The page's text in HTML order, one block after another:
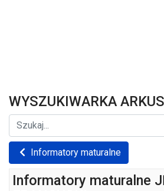
WYSZUKIWARKA
Szukaj...
Informatory maturalne
Informatory maturalne